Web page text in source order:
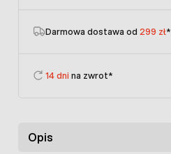
Darmowa dostawa od 299 zł*
14 dni na zwrot*
Opis